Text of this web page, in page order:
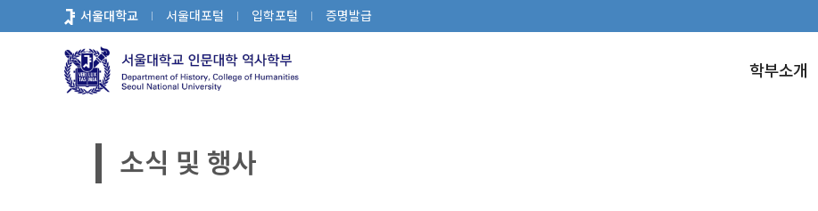
로
서울대학교 서울대포털 입학포털 증명발급
학부소개
소식 및 행사